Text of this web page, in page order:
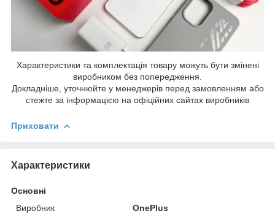
Характеристики та комплектація товару можуть бути змінені
виробником без попередження.
Докладніше, уточнюйте у менеджерів перед замовленням або
стежте за інформацією на офіційних сайтах виробників
Приховати
Характеристики
Основні
Виробник
OnePlus